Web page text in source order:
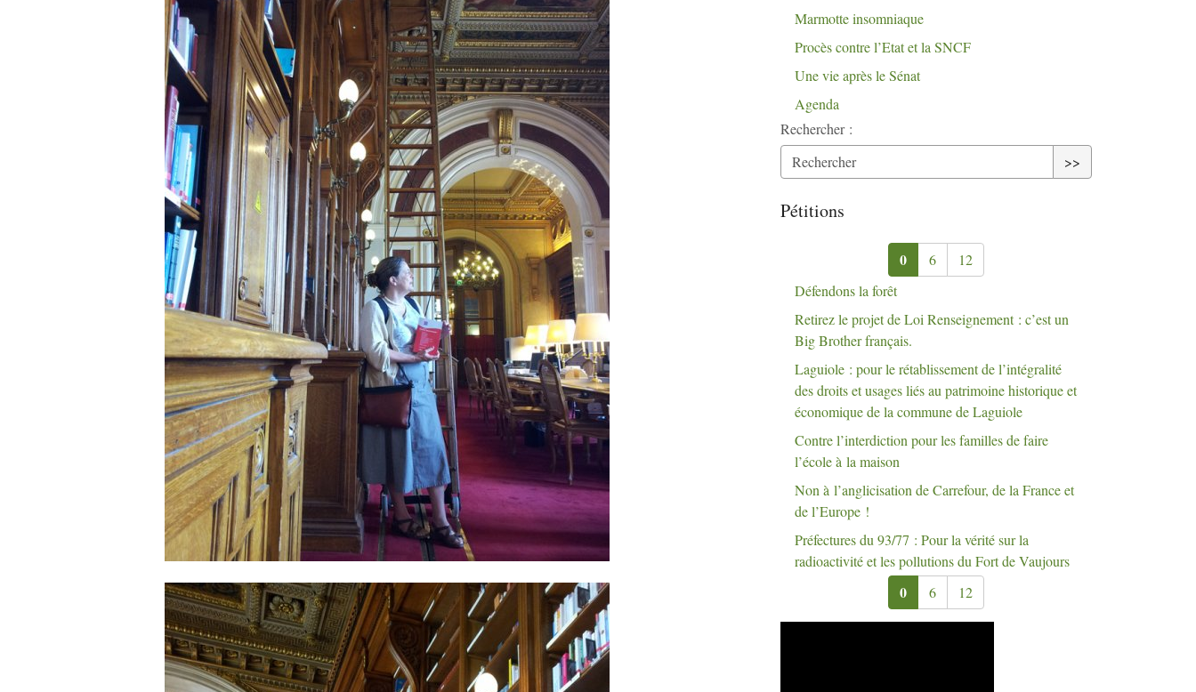
Marmotte insomniaque
Procès contre l’Etat et la SNCF
Une vie après le Sénat
Agenda
Rechercher :
>>
Pétitions
0 6
12
Défendons la forêt
Retirez le projet de Loi Renseignement : c’est un
Big Brother français.
Laguiole : pour le rétablissement de l’intégralité
des droits et usages liés au patrimoine historique et
économique de la commune de Laguiole
Contre l’interdiction pour les familles de faire
l’école à la maison
Non à l’anglicisation de Carrefour, de la France et
de l’Europe !
Préfectures du 93/77 : Pour la vérité sur la
radioactivité et les pollutions du Fort de Vaujours
0 6 12